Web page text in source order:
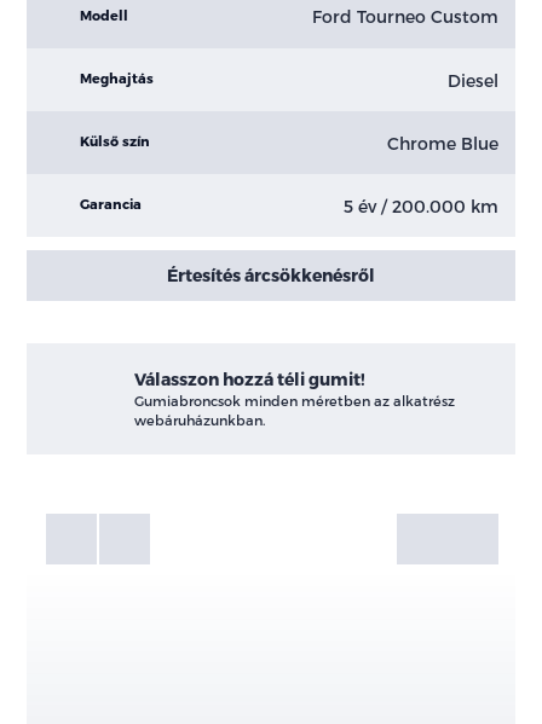
Modell Ford Tourneo Custom
Meghajtás Diesel
Külső szín Chrome Blue
Garancia 5 év / 200.000 km
Értesítés árcsökkenésről
Válasszon hozzá téli gumit!
Gumiabroncsok minden méretben az alkatrész
webáruházunkban.
Galéria